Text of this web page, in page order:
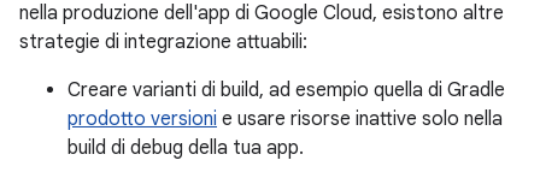
nella produzione dell'app di Google Cloud, esistono altre
strategie di integrazione attuabili:
Creare varianti di build, ad esempio quella di Gradle
prodotto versioni e usare risorse inattive solo nella
build di debug della tua app.